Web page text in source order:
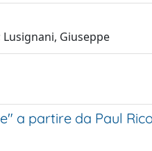
Giuseppe
a partire da Paul